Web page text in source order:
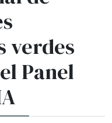
verdes
Panel